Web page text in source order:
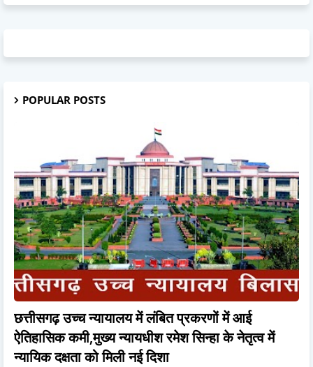
POPULAR POSTS
छत्तीसगढ़ उच्च न्यायालय में लंबित प्रकरणों में आई
ऐतिहासिक कमी,मुख्य न्यायधीश रमेश सिन्हा के नेतृत्व में
न्यायिक दक्षता को मिली नई दिशा